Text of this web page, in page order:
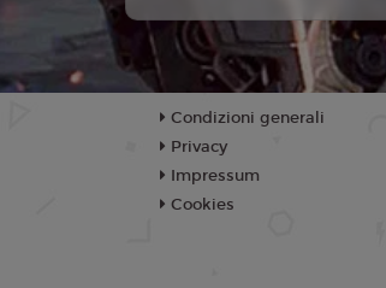
Condizioni generali
Privacy
Impressum
Cookies